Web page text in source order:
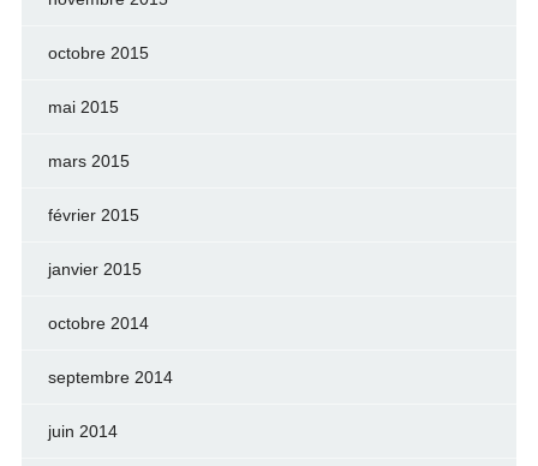
octobre 2015
mai 2015
mars 2015
février 2015
janvier 2015
octobre 2014
septembre 2014
juin 2014